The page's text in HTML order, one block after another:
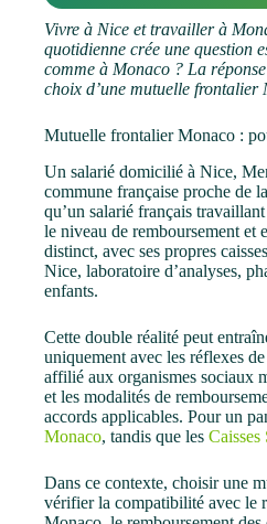
Vivre à Nice et travailler à
quotidienne crée une question
comme à Monaco ? La
choix d’une mutuelle frontalier
Mutuelle frontalier Monaco :
Un salarié domicilié à Nice,
commune française proche de
qu’un salarié français
le niveau de remboursement
distinct, avec ses propres
Nice, laboratoire d’analyses,
enfants.
Cette double réalité peut
uniquement avec les réflexes
affilié aux organismes sociaux
et les modalités de
accords applicables. Pour un
Monaco, tandis que les
Dans ce contexte, choisir une
vérifier la compatibilité avec le